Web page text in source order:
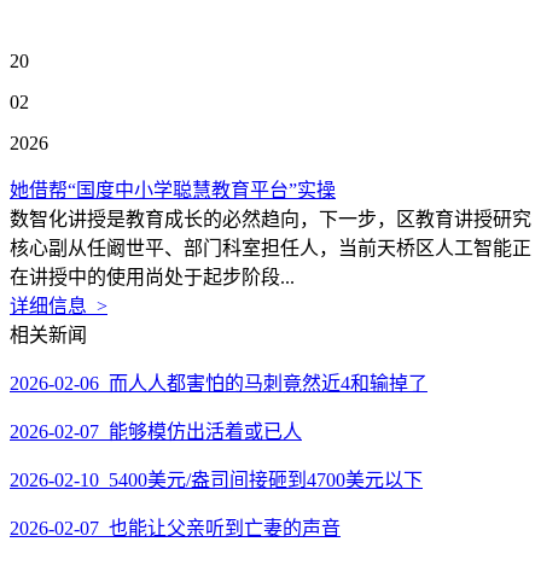
20
02
2026
她借帮“国度中小学聪慧教育平台”实操
数智化讲授是教育成长的必然趋向，下一步，区教育讲授研究
核心副从任阚世平、部门科室担任人，当前天桥区人工智能正
在讲授中的使用尚处于起步阶段...
详细信息 >
相关新闻
2026-02-06 而人人都害怕的马刺竟然近4和输掉了
2026-02-07 能够模仿出活着或已人
2026-02-10 5400美元/盎司间接砸到4700美元以下
2026-02-07 也能让父亲听到亡妻的声音